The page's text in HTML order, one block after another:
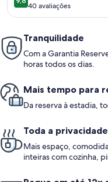
9,8 de 10
40 avaliações
(40
Tranquilidade
Com a Garantia
horas todos os dias.
Mais tempo para
Da reserva à estadia,
Toda a
Mais espaço,
inteiras com cozinha,